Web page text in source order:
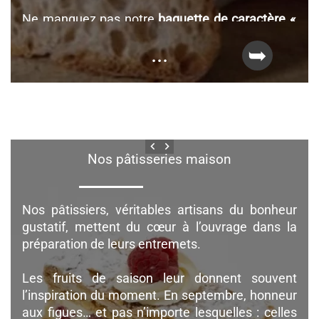
Ne manquez pas notrebaguette de caractère «
La Parisse »
, une baguette de tradition
croustillante et goûteuse qui connaît déjà un
franc succès !
levure, elle se déclinenature, ausésame, au
, auseigle, ou encore ausarrasin
pains gourmands
secs , proposés à la coupe :
Pain aux noix
Pain au maïs
Pain au curcuma
Pain complet
Bel épeautre (variété de blé rustique)
...
keyboard_arrow_left keyboard_arrow_right
Nos pâtisseries maison
Nos pâtissiers, véritables artisans du bonheur
gustatif, mettent du cœur à l’ouvrage dans la
préparation de leurs entremets.
Les fruits de saison leur donnent souvent
l’inspiration du moment. En septembre, honneur
aux figues… et pas n’importe lesquelles : celles